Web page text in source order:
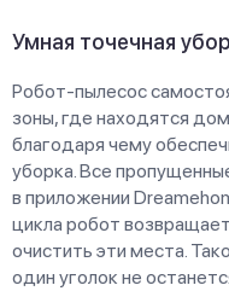
Умная точечная
Робот-пылесос
зоны, где находятся
благодаря чему
уборка. Все
в приложении
цикла робот
очистить эти места.
один уголок не